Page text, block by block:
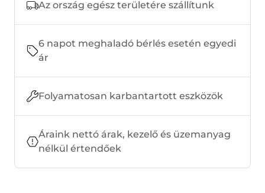
Az ország egész területére szállítunk
6 napot meghaladó bérlés esetén egyedi
ár
Folyamatosan karbantartott eszközök
Áraink nettó árak, kezelő és üzemanyag
nélkül értendőek